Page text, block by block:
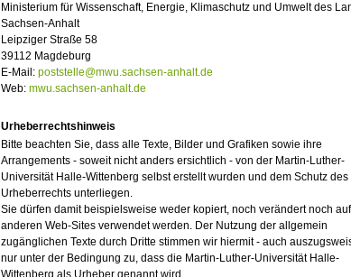
Ministerium für Wissenschaft, Energie, Klimaschutz und Umwelt des
Sachsen-Anhalt
Leipziger Straße 58
39112 Magdeburg
E-Mail: poststelle@mwu.sachsen-anhalt.de
Web: mwu.sachsen-anhalt.de
Urheberrechtshinweis
Bitte beachten Sie, dass alle Texte, Bilder und Grafiken sowie ihre
Arrangements - soweit nicht anders ersichtlich - von der Martin-Luther-
Universität Halle-Wittenberg selbst erstellt wurden und dem Schutz des
Urheberrechts unterliegen.
Sie dürfen damit beispielsweise weder kopiert, noch verändert noch auf
anderen Web-Sites verwendet werden. Der Nutzung der allgemein
zugänglichen Texte durch Dritte stimmen wir hiermit - auch
nur unter der Bedingung zu, dass die Martin-Luther-Universität Halle-